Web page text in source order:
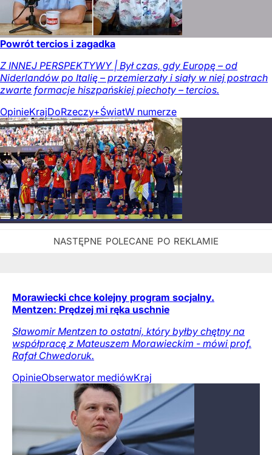
Powrót tercios i zagadka
Z INNEJ PERSPEKTYWY | Był czas, gdy Europę – od
Niderlandów po Italię – przemierzały i siały w niej postrach
zwarte formacje hiszpańskiej piechoty – tercios.
OpinieKrajDoRzeczy+ŚwiatW numerze
Morawiecki chce kolejny program socjalny.
Mentzen: Prędzej mi ręka uschnie
Sławomir Mentzen to ostatni, który byłby chętny na
współpracę z Mateuszem Morawieckim - mówi prof.
Rafał Chwedoruk.
OpinieObserwator mediówKraj